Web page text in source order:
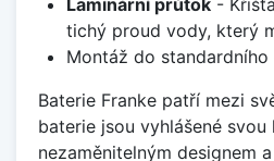
Laminární průtok-
tichý proud vody, který
Montáž do
Baterie Franke patří mezi
baterie jsou vyhlášené svou
nezaměnitelným designem